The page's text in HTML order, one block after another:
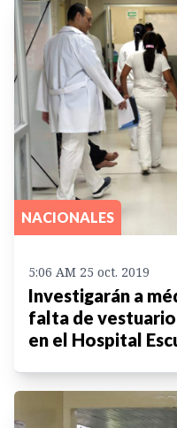
NACIONALES
5:06 AM 25 oct. 2019
Investigarán a
falta de
en el Hospital